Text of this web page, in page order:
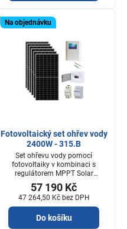
Na objednávku
Fotovoltaický set ohřev vody
2400W - 315.B
Set ohřevu vody pomocí
fotovoltaiky v kombinaci s
regulátorem MPPT Solar
Kerberos firmy Unites, sestava 6
ks fotovoltaických panelů 400W s
regulátorem KERBEROS 315B -
pro jednu 2-2,5kW spirálu,
kabeláží DC 2x20 m, konektory
57 190 Kč
47 264,50 Kč bez DPH
Do košíku